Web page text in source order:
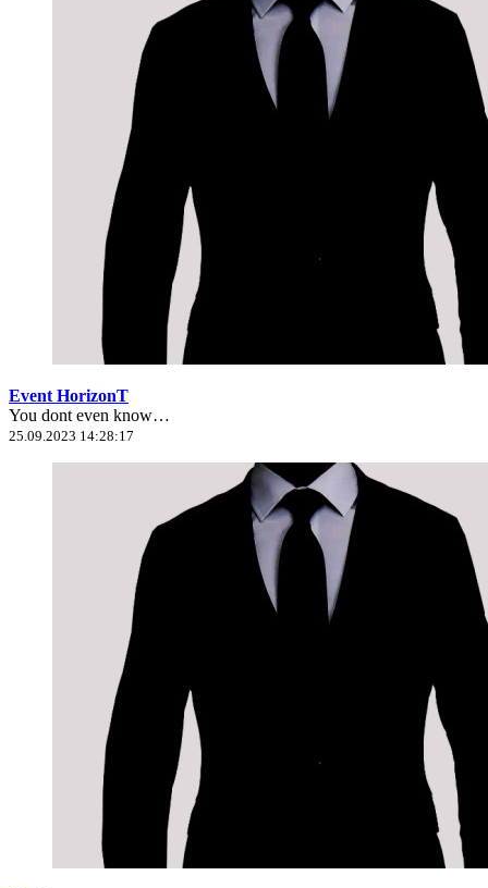
Event HorizonT
You dont even know…
25.09.2023 14:28:17